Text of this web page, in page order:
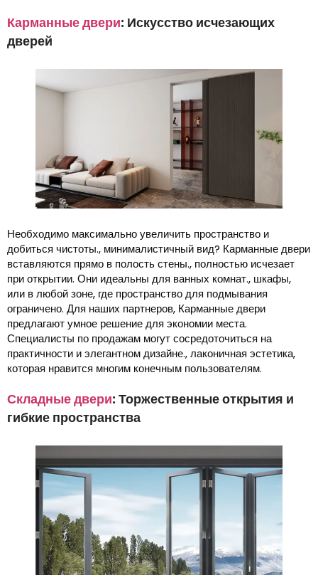
Карманные двери: Искусство исчезающих
дверей
Необходимо максимально увеличить пространство и
добиться чистоты., минималистичный вид? Карманные двери
вставляются прямо в полость стены., полностью исчезает
при открытии. Они идеальны для ванных комнат., шкафы,
или в любой зоне, где пространство для подмывания
ограничено. Для наших партнеров, Карманные двери
предлагают умное решение для экономии места.
Специалисты по продажам могут сосредоточиться на
практичности и элегантном дизайне., лаконичная эстетика,
которая нравится многим конечным пользователям.
Складные двери: Торжественные открытия и
гибкие пространства